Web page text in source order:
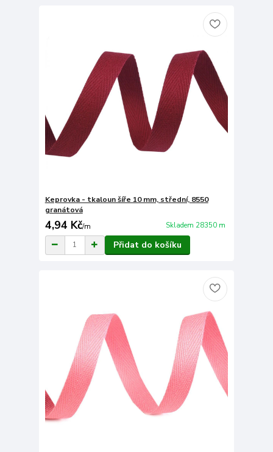
Keprovka - tkaloun šíře 10 mm, střední, 8550
granátová
4,94 Kč/m Skladem 28350 m
Přidat do košíku